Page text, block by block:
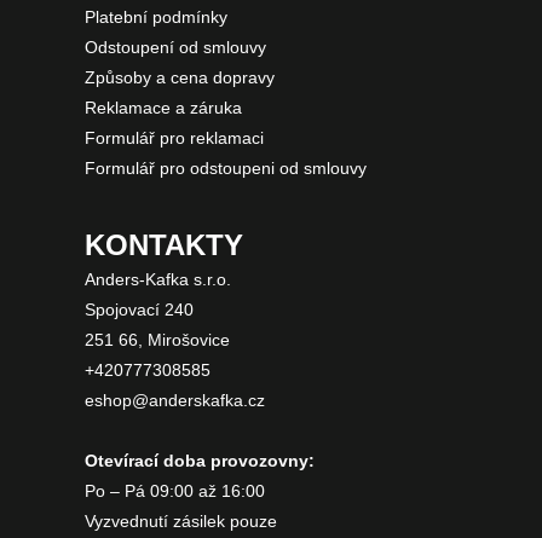
Platební podmínky
Odstoupení od smlouvy
Způsoby a cena dopravy
Reklamace a záruka
Formulář pro reklamaci
Formulář pro odstoupeni od smlouvy
KONTAKTY
Anders-Kafka s.r.o.
Spojovací 240
251 66, Mirošovice
+420777308585
eshop@anderskafka.cz
Otevírací doba provozovny:
Po – Pá 09:00 až 16:00
Vyzvednutí zásilek pouze